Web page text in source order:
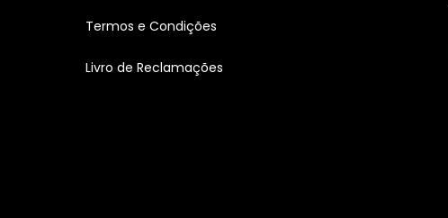
Termos e Condições
Livro de Reclamações